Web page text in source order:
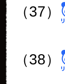
（37）
（38）